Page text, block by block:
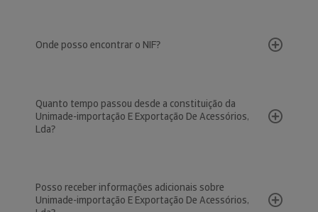
Onde posso encontrar o NIF?
Quanto tempo passou desde a constituição da
Unimade-importação E Exportação De Acessórios,
Lda?
Posso receber informações adicionais sobre
Unimade-importação E Exportação De Acessórios,